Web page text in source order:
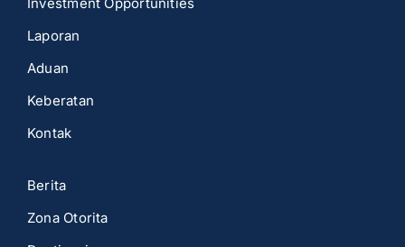
Laporan
Aduan
Keberatan
Kontak
Berita
Zona Otorita